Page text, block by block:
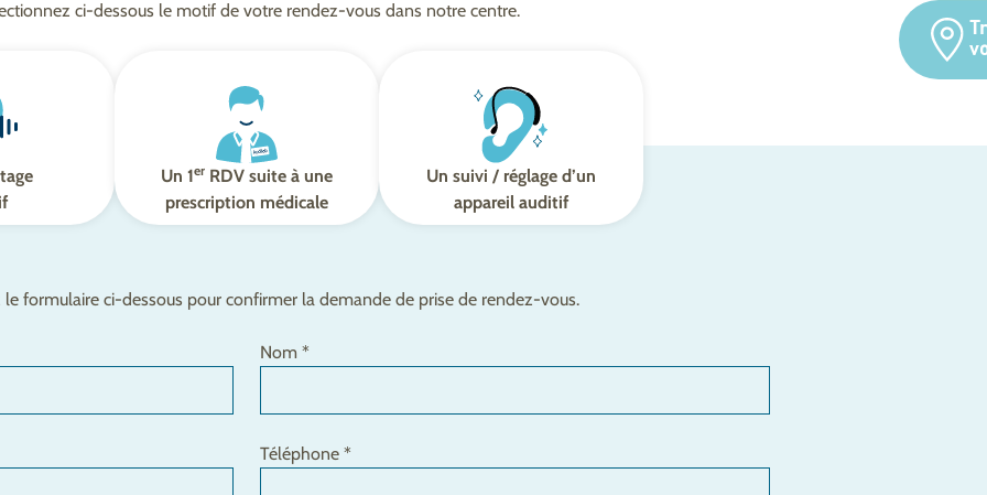
ci-dessous le motif de votre rendez-vous dans notre centre.
Un 1er RDV suite à une
prescription médicale
Un suivi / réglage d’un
appareil auditif
le formulaire ci-dessous pour confirmer la demande de prise de rendez-vous.
Nom *
Téléphone *